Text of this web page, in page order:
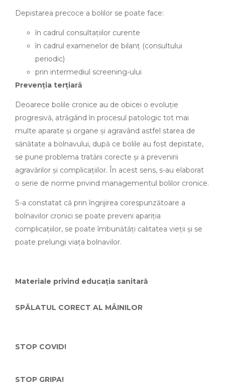
Depistarea precoce a bolilor se poate face:
în cadrul consultațiilor curente
în cadrul examenelor de bilanț (consultului
periodic)
prin intermediul screening-ului
Prevenția terțiară
Deoarece bolile cronice au de obicei o evoluție
progresivă, atrăgând în procesul patologic tot mai
multe aparate și organe și agravând astfel starea de
sănătate a bolnavului, după ce bolile au fost depistate,
se pune problema tratării corecte și a prevenirii
agravărilor și complicațiilor. În acest sens, s-au elaborat
o serie de norme privind managementul bolilor cronice.
S-a constatat că prin îngrijirea corespunzătoare a
bolnavilor cronici se poate preveni apariția
complicațiilor, se poate îmbunătăți calitatea vieții și se
poate prelungi viața bolnavilor.
Materiale privind educația sanitară
SPĂLATUL CORECT AL MÂINILOR
STOP COVID!
STOP GRIPA!